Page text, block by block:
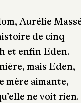
Aurélie
de cinq
et enfin Eden.
mais Eden,
mère aimante,
ne voit rien.